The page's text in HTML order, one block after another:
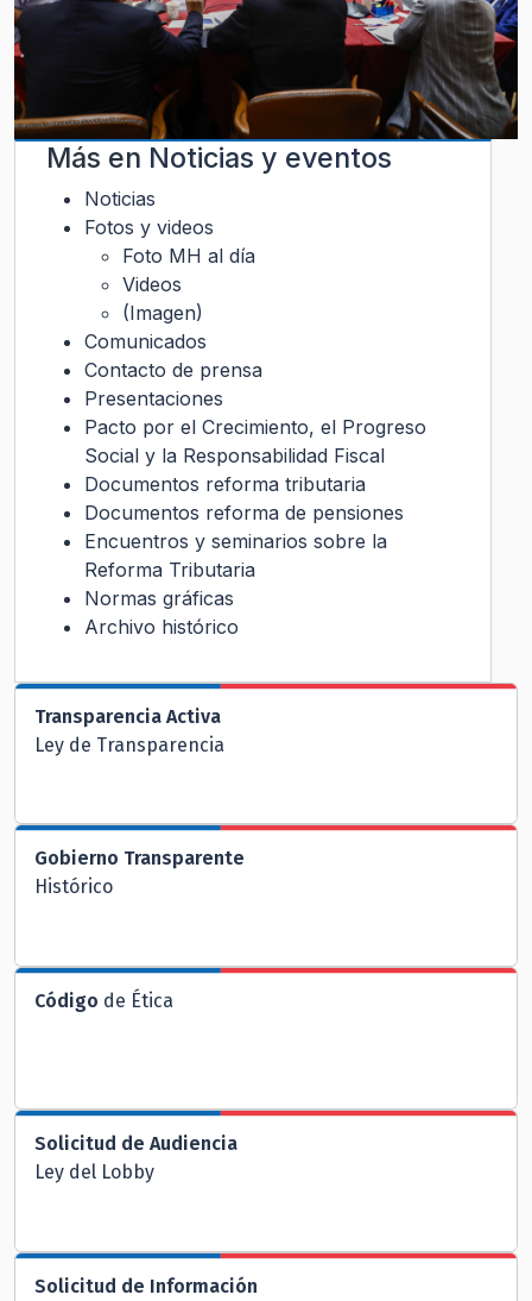
Más en Noticias y eventos
Noticias
Fotos y videos
Foto MH al día
Videos
(Imagen)
Comunicados
Contacto de prensa
Presentaciones
Pacto por el Crecimiento, el Progreso
Social y la Responsabilidad Fiscal
Documentos reforma tributaria
Documentos reforma de pensiones
Encuentros y seminarios sobre la
Reforma Tributaria
Normas gráficas
Archivo histórico
Transparencia Activa
Ley de Transparencia
Gobierno Transparente
Histórico
Código de Ética
Solicitud de Audiencia
Ley del Lobby
Solicitud de Información